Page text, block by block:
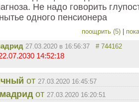
Не надо говорить
одного пенсионера
поощрить (5)
27.03.2020 в 16:56:37 # 744162
14:52:18
от 27.03.2020 16:45:57
от 27.03.2020 16:20:51